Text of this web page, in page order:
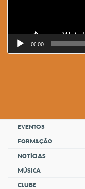
00:00
EVENTOS
FORMAÇÃO
NOTÍCIAS
MÚSICA
CLUBE